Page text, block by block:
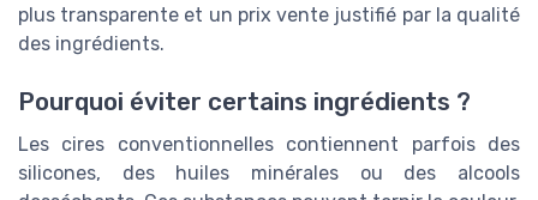
plus transparente et un prix vente justifié par la qualité
des ingrédients.
Pourquoi éviter certains ingrédients ?
Les cires conventionnelles contiennent parfois des
silicones, des huiles minérales ou des alcools